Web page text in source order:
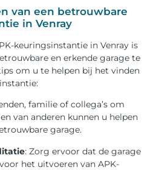
van een betrouwbare
in Venray
keuringsinstantie in Venray is
en erkende garage te
om u te helpen bij het vinden
familie of collega’s om
van anderen kunnen u helpen
garage.
: Zorg ervoor dat de garage
het uitvoeren van APK-